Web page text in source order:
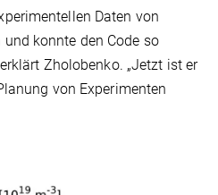
Daten von
und konnte den Code so
Zholobenko. „Jetzt ist er
von Experimenten